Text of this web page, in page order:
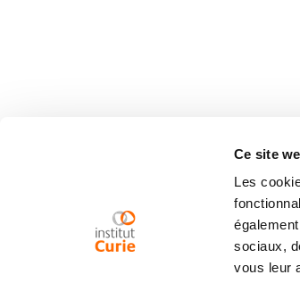
Ce site
Les
sociaux,
vous leur